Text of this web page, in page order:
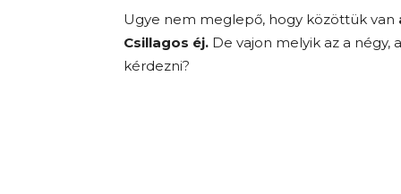
Ugye nem meglepő, hogy közöttük van
Csillagos éj. De vajon melyik az a
kérdezni?